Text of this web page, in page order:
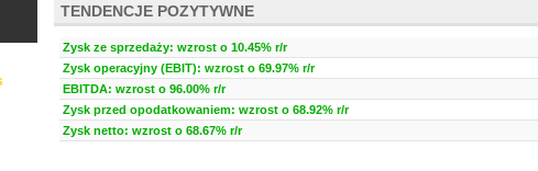
TENDENCJE POZYTYWNE
Zysk ze sprzedaży: wzrost o 10.45% r/r
Zysk operacyjny (EBIT): wzrost o 69.97% r/r
EBITDA: wzrost o 96.00% r/r
Zysk przed opodatkowaniem: wzrost o 68.92% r/r
Zysk netto: wzrost o 68.67% r/r